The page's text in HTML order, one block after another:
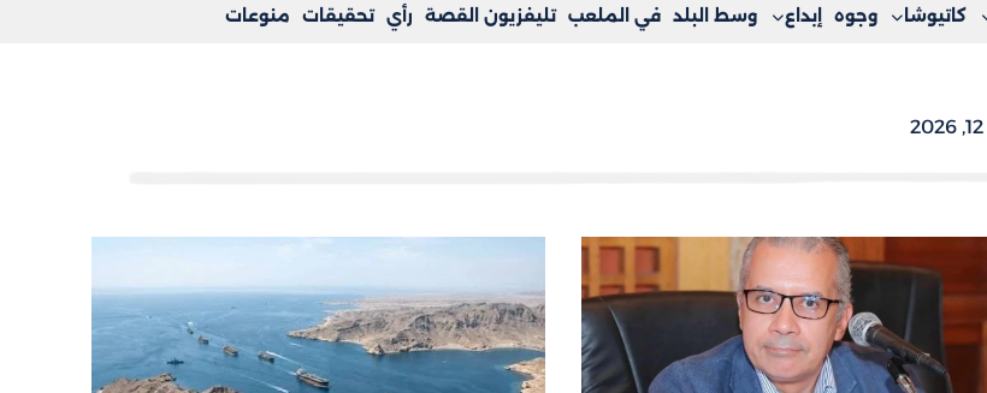
كاتيوشا وجوه إبداع وسط البلد في الملعب تليفزيون القصة رأي تحقيقات منوعات